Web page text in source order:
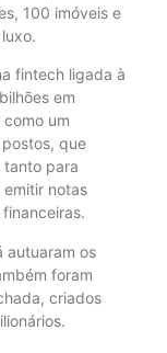
100 imóveis e
fintech ligada à
em
um
que
tanto para
notas
autuaram os
foram
criados